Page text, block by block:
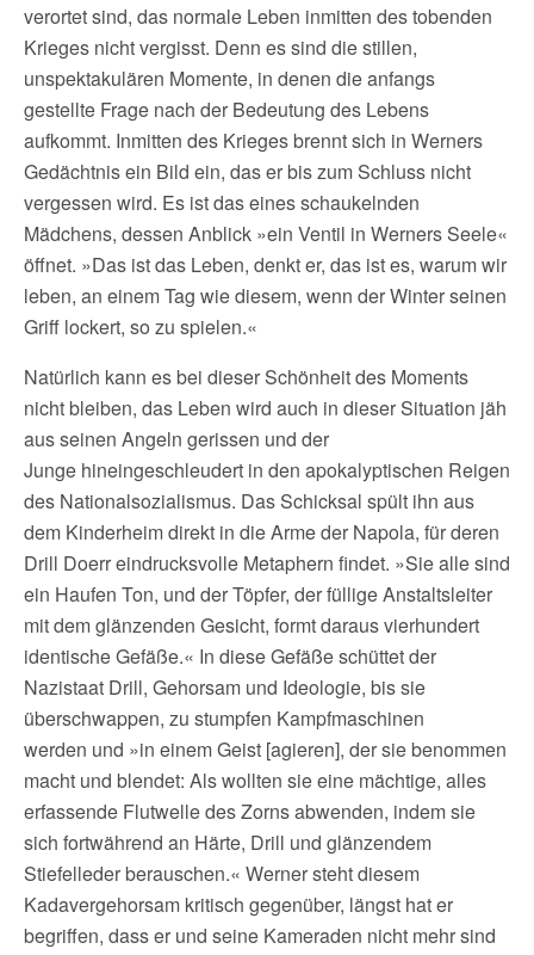
verortet sind, das normale Leben inmitten des tobenden
Krieges nicht vergisst. Denn es sind die stillen,
unspektakulären Momente, in denen die anfangs
gestellte Frage nach der Bedeutung des Lebens
aufkommt. Inmitten des Krieges brennt sich in Werners
Gedächtnis ein Bild ein, das er bis zum Schluss nicht
vergessen wird. Es ist das eines schaukelnden
Mädchens, dessen Anblick »ein Ventil in Werners Seele«
öffnet. »Das ist das Leben, denkt er, das ist es, warum wir
leben, an einem Tag wie diesem, wenn der Winter seinen
Griff lockert, so zu spielen.«
Natürlich kann es bei dieser Schönheit des Moments
nicht bleiben, das Leben wird auch in dieser Situation jäh
aus seinen Angeln gerissen und der
Junge hineingeschleudert in den apokalyptischen Reigen
des Nationalsozialismus. Das Schicksal spült ihn aus
dem Kinderheim direkt in die Arme der Napola, für deren
Drill Doerr eindrucksvolle Metaphern findet. »Sie alle sind
ein Haufen Ton, und der Töpfer, der füllige Anstaltsleiter
mit dem glänzenden Gesicht, formt daraus vierhundert
identische Gefäße.« In diese Gefäße schüttet der
Nazistaat Drill, Gehorsam und Ideologie, bis sie
überschwappen, zu stumpfen Kampfmaschinen
werden und »in einem Geist [agieren], der sie benommen
macht und blendet: Als wollten sie eine mächtige, alles
erfassende Flutwelle des Zorns abwenden, indem sie
sich fortwährend an Härte, Drill und glänzendem
Stiefelleder berauschen.« Werner steht diesem
Kadavergehorsam kritisch gegenüber, längst hat er
begriffen, dass er und seine Kameraden nicht mehr sind